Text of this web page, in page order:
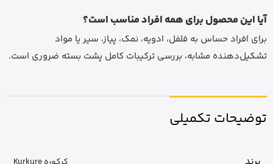
آیا این محصول برای همه افراد مناسب است؟
برای افراد حساس به فلفل، ادویه، نمک، پیاز، سیر یا مواد
تشکیل‌دهنده مشابه، بررسی ترکیبات کامل پشت بسته ضروری است.
توضیحات تکمیلی